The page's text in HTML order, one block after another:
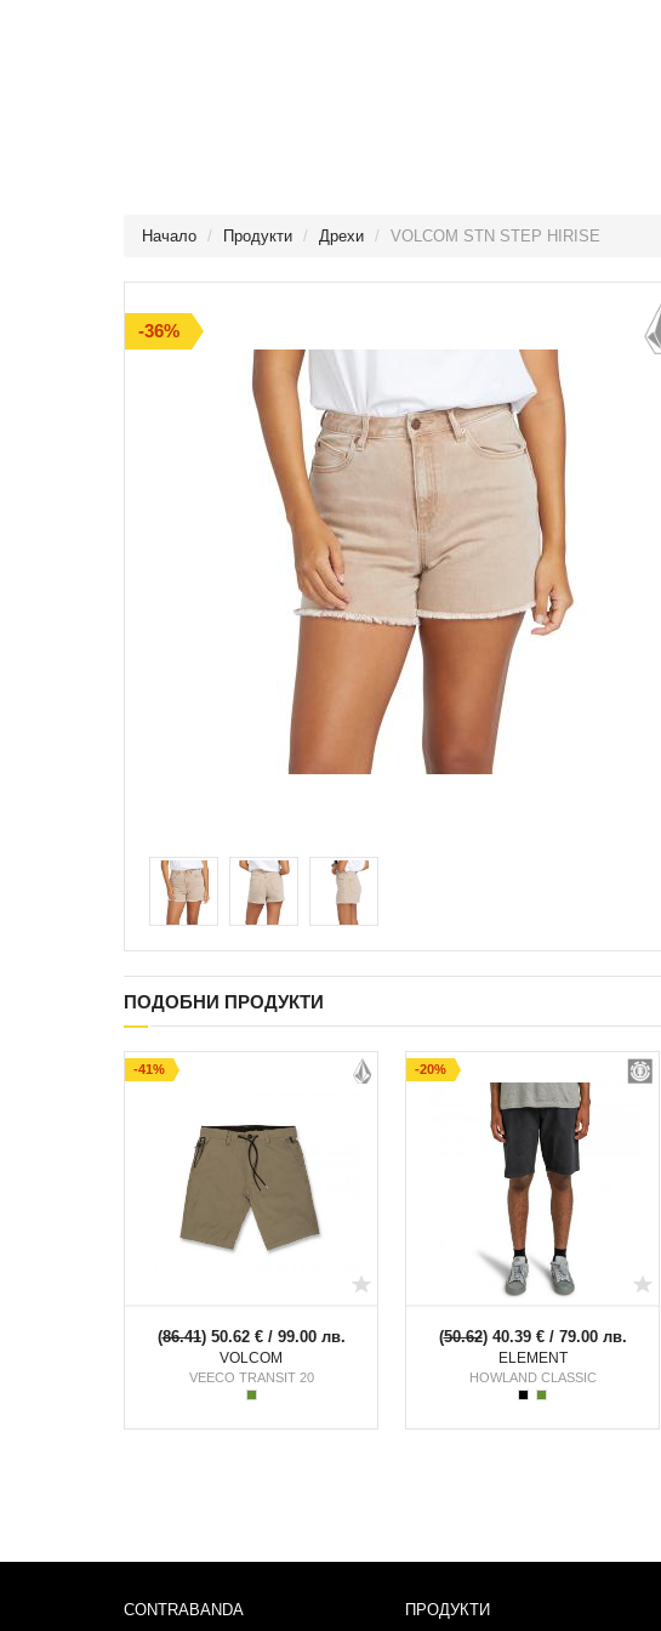
Начало Продукти Дрехи VOLCOM STN STEP HIRISE
-36%
ПОДОБНИ ПРОДУКТИ
(86.41) 50.62 € / 99.00 лв.
VOLCOM
VEECO TRANSIT 20
-41%
(50.62) 40.39 € / 79.00 лв.
ELEMENT
HOWLAND CLASSIC
-20%
CONTRABANDA ПРОДУКТИ